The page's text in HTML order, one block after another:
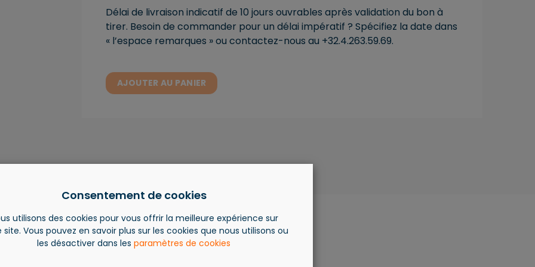
Délai de livraison indicatif de 10 jours ouvrables après validation du bon à
tirer. Besoin de commander pour un délai impératif ? Spécifiez la date dans
« l’espace remarques » ou contactez-nous au +32.4.263.59.69.
AJOUTER AU PANIER
Consentement de cookies
utilisons des cookies pour vous offrir la meilleure expérience sur
site. Vous pouvez en savoir plus sur les cookies que nous utilisons ou
les désactiver dans les paramètres de cookies